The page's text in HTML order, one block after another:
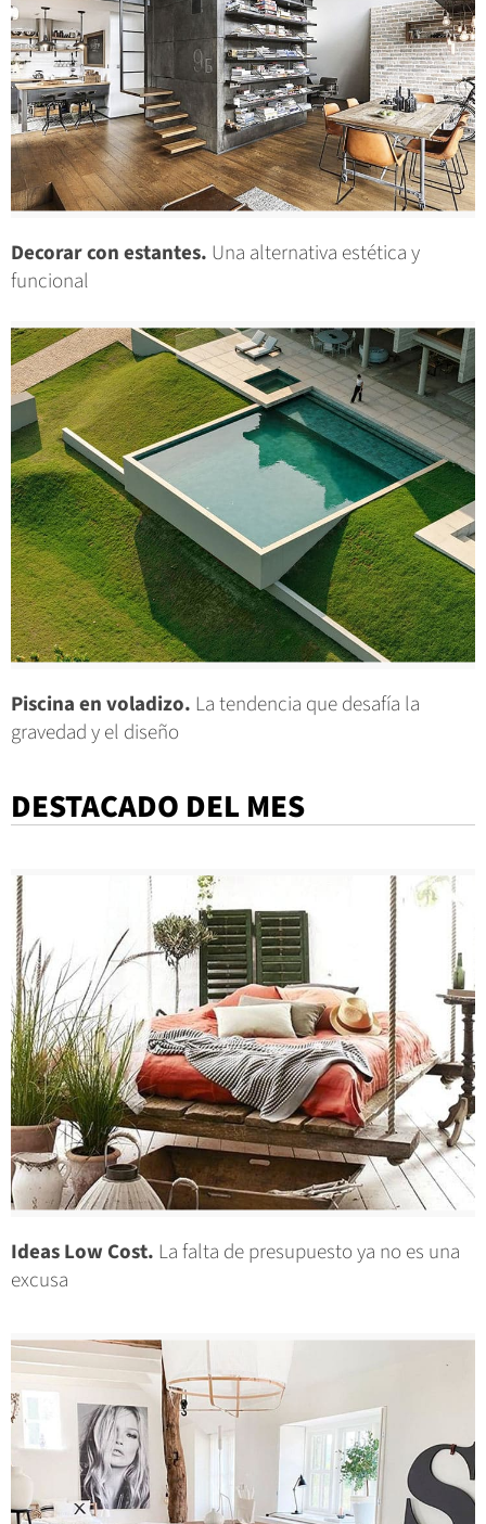
Decorar con estantes. Una alternativa estética y
funcional
Piscina en voladizo. La tendencia que desafía la
gravedad y el diseño
DESTACADO DEL MES
Ideas Low Cost. La falta de presupuesto ya no es una
excusa